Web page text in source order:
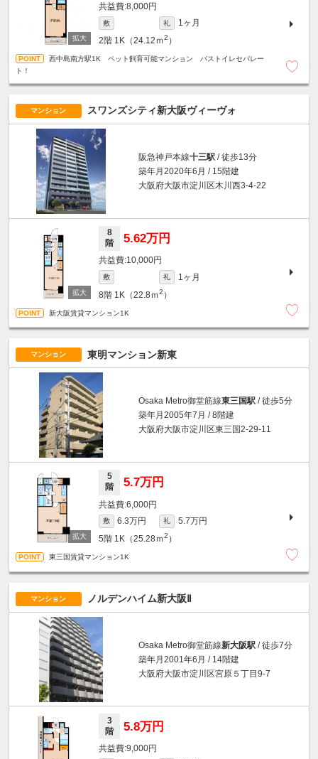
8,000円
敷 礼
1ヶ月
2階 1K（24.12ｍ2 ）
西中島南方駅1K ペット飼育可能マンション バストイレセパレー
ト！
マンション スワンズシティ新大阪ヴィーヴォ
阪急神戸本線十三駅 / 徒歩13分
築年月2020年6月 / 15階建
大阪府大阪市淀川区木川西3-4-22
8
階
5.62万円
10,000円
敷 礼
1ヶ月
8階 1K（22.8ｍ2 ）
新大阪賃貸マンション1K
マンション 東明マンション新東
Osaka Metro御堂筋線東三国駅 / 徒歩5分
築年月2005年7月 / 8階建
大阪府大阪市淀川区東三国2-29-11
5
階
5.7万円
6,000円
敷 6.3万円 礼
5.7万円
5階 1K（25.28ｍ2 ）
東三国賃貸マンション1K
マンション ノルデンハイム新大阪Ⅱ
Osaka Metro御堂筋線新大阪駅 / 徒歩7分
築年月2001年6月 / 14階建
大阪府大阪市淀川区宮原５丁目9-7
3
階
5.8万円
9,000円